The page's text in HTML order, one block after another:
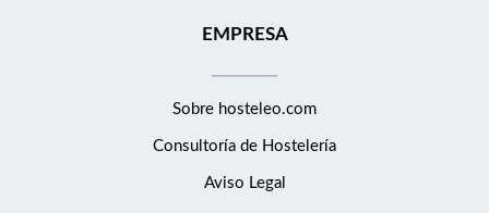
EMPRESA
Sobre hosteleo.com
Consultoría de Hostelería
Aviso Legal